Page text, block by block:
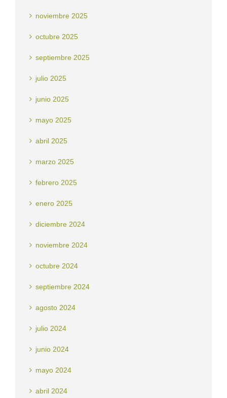
noviembre 2025
octubre 2025
septiembre 2025
julio 2025
junio 2025
mayo 2025
abril 2025
marzo 2025
febrero 2025
enero 2025
diciembre 2024
noviembre 2024
octubre 2024
septiembre 2024
agosto 2024
julio 2024
junio 2024
mayo 2024
abril 2024